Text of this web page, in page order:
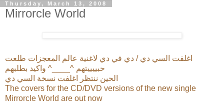
Thursday, March 13, 2008
Mirrorcle World
اغلفت السي دي / دي في دي لاغنية عالم المعجزات طلعت
حبييييتهم ^____^ واكيد بطلبهم
الحين ننتظر اغلفت نسخة السي دي
The covers for the CD/DVD versions of the new single
Mirrorcle World are out now